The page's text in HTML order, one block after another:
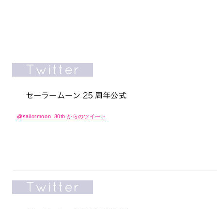
@sailormoon_30th からのツイート